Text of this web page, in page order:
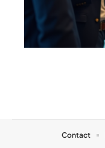
Contact